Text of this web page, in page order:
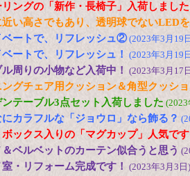
リングの「新作・長椅子」入荷しまし
近い高さでもあり、透明球でないLED
ベートで、リフレッシュ②(2023年3月19
ートで、リフレッシュ！ (2023年3月19
周りの小物など入荷中！ (2023年3月17
ングチェア用クッション＆角型クッシ
ンテーブル3点セット入荷しました
にカラフルな「ジョウロ」なら飾る？
ボックス入りの「マグカップ」人気で
＆ベルベットのカーテン似合うと思う
室・リフォーム完成です！ (2023年3月3日)